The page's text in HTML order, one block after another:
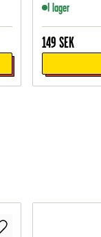
I lager
149 SEK